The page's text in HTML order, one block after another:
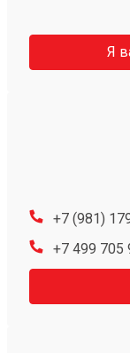
Я
+7 (981)
+7 499 705